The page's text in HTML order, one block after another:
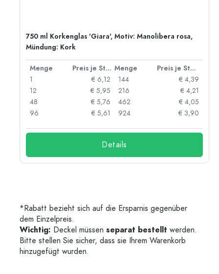
750 ml Korkenglas 'Giara', Motiv: Manolibera rosa,
Mündung: Kork
Menge Preis je Stück Menge
Preis je Stück
1
€ 6,12
12
€ 5,95
48
€ 5,76
96
€ 5,61
144
€ 4,39
216
€ 4,21
462
€ 4,05
924
€ 3,90
Details
*Rabatt bezieht sich auf die Ersparnis gegenüber
dem Einzelpreis.
Wichtig: Deckel müssen separat bestellt werden.
Bitte stellen Sie sicher, dass sie Ihrem Warenkorb
hinzugefügt wurden.